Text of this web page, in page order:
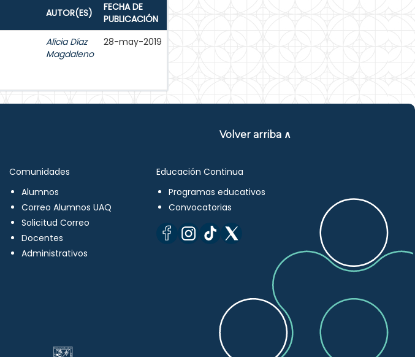
AUTOR(ES)
FECHA DE
PUBLICACIÓN
Alicia Díaz
Magdaleno
28-may-2019
Volver arriba ∧
Comunidades
Alumnos
Correo Alumnos UAQ
Solicitud Correo
Docentes
Administrativos
Educación Continua
Programas educativos
Convocatorias